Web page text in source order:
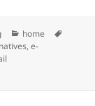
Catégories
home
,e-